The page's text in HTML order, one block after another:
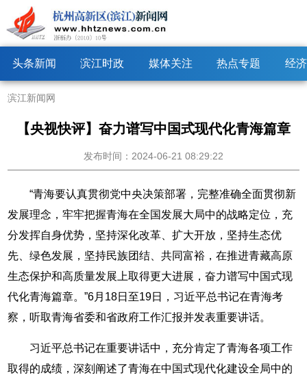
头条新闻 滨江时政 媒体关注 热点专题 经
滨江新闻网
【央视快评】奋力谱写中国式现代化青海篇章
发布时间：2024-06-21 08:29:22
“青海要认真贯彻党中央决策部署，完整准确全面贯彻新
发展理念，牢牢把握青海在全国发展大局中的战略定位，充
分发挥自身优势，坚持深化改革、扩大开放，坚持生态优
先、绿色发展，坚持民族团结、共同富裕，在推进青藏高原
生态保护和高质量发展上取得更大进展，奋力谱写中国式现
代化青海篇章。”6月18日至19日，习近平总书记在青海考
察，听取青海省委和省政府工作汇报并发表重要讲话。
习近平总书记在重要讲话中，充分肯定了青海各项工作
取得的成绩，深刻阐述了青海在中国式现代化建设全局中的